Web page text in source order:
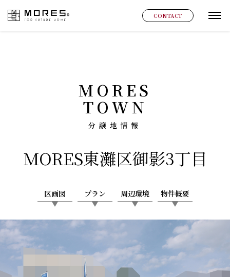
MORES CONTACT グ
MORES
TOWN
分譲地情報
MORES東灘区御影3丁目
区画図 プラン 周辺環境 物件概要